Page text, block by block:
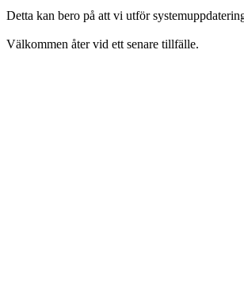
Detta kan bero på att vi utför
Välkommen åter vid ett senare tillfälle.